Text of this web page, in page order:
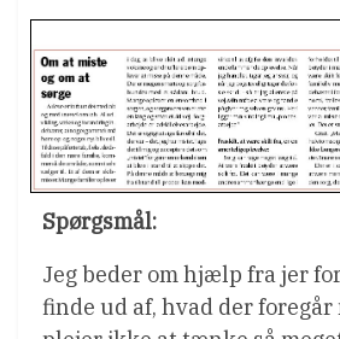
Spørgsmål:
Jeg beder om hjælp fra jer
finde ud af, hvad der foregår